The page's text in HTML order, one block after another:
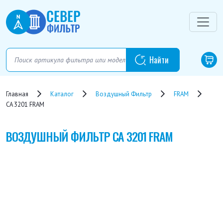
Главная Каталог Воздушный Фильтр
FRAM
CA 3201 FRAM
ВОЗДУШНЫЙ ФИЛЬТРCA 3201 FRAM